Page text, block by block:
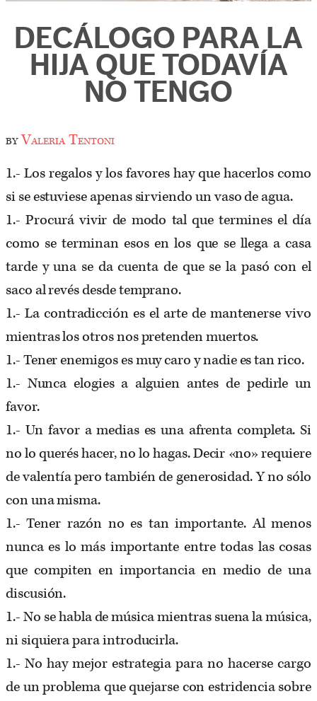
DECÁLOGO PARA LA
HIJA QUE TODAVÍA
NO TENGO
byValeria Tentoni
1.- Los regalos y los favores hay que hacerlos como
si se estuviese apenas sirviendo un vaso de agua.
1.- Procurá vivir de modo tal que termines el día
como se terminan esos en los que se llega a casa
tarde y una se da cuenta de que se la pasó con el
saco al revés desde temprano.
1.- La contradicción es el arte de mantenerse vivo
mientras los otros nos pretenden muertos.
1.- Tener enemigos es muy caro y nadie es tan rico.
1.- Nunca elogies a alguien antes de pedirle un
favor.
1.- Un favor a medias es una afrenta completa. Si
no lo querés hacer, no lo hagas. Decir «no» requiere
de valentía pero también de generosidad. Y no sólo
con una misma.
1.- Tener razón no es tan importante. Al menos
nunca es lo más importante entre todas las cosas
que compiten en importancia en medio de una
discusión.
1.- No se habla de música mientras suena la música,
ni siquiera para introducirla.
1.- No hay mejor estrategia para no hacerse cargo
de un problema que quejarse con estridencia sobre